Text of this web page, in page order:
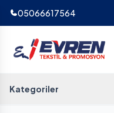
05066617564
Kategoriler